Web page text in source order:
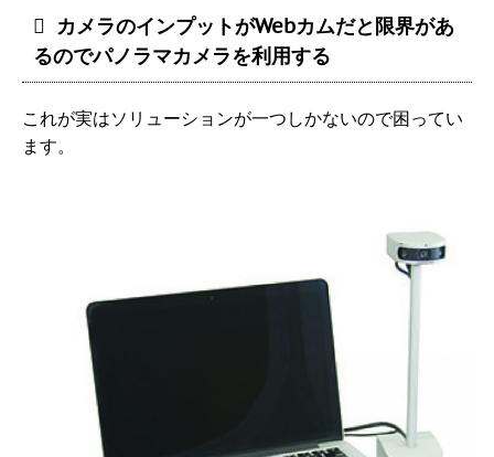
カメラのインプットがWebカムだと限界があ
るのでパノラマカメラを利用する
これが実はソリューションが一つしかないので困ってい
ます。